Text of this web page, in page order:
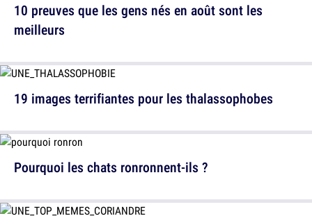
10 preuves que les gens nés en août sont les
meilleurs
Pourquoi les chats ronronnent-ils ?
19 images terrifiantes pour les thalassophobes